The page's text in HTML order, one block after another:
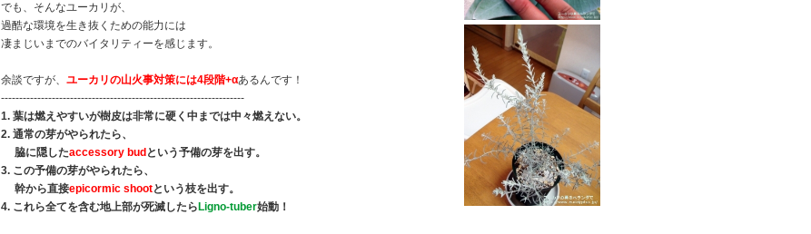
でも、そんなユーカリが、
過酷な環境を生き抜くための能力には
凄まじいまでのバイタリティーを感じます。
余談ですが、 ユーカリの山火事対策には4段階+αあるんです！
-------------------------------------------------------------------
1. 葉は燃えやすいが樹皮は非常に硬く中までは中々燃えない。
2. 通常の芽がやられたら、
脇に隠したaccessory bud という予備の芽を出す。
3. この予備の芽がやられたら、
幹から直接epicormic shootという枝を出す。
4. これら全てを含む地上部が死滅したら Ligno-tuber始動！